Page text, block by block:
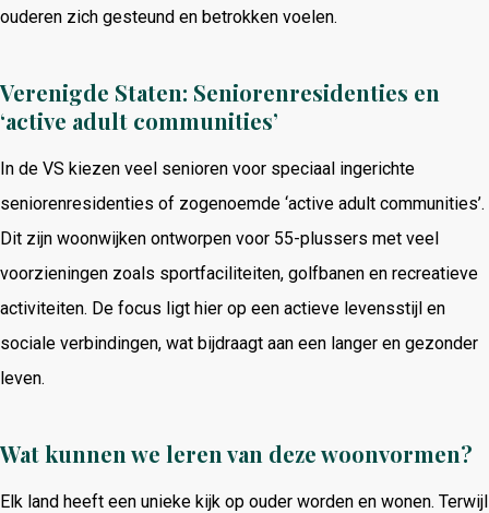
ouderen zich gesteund en betrokken voelen.
Verenigde Staten: Seniorenresidenties en
‘active adult communities’
In de VS kiezen veel senioren voor speciaal ingerichte
seniorenresidenties of zogenoemde ‘active adult communities’.
Dit zijn woonwijken ontworpen voor 55-plussers met veel
voorzieningen zoals sportfaciliteiten, golfbanen en recreatieve
activiteiten. De focus ligt hier op een actieve levensstijl en
sociale verbindingen, wat bijdraagt aan een langer en gezonder
leven.
Wat kunnen we leren van deze woonvormen?
Elk land heeft een unieke kijk op ouder worden en wonen. Terwijl